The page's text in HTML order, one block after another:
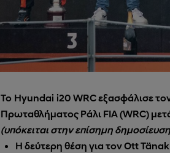
To Hyundai i20 WRCεξασφάλισε
Πρωταθλήματος Ράλι FIA (WRC)
(υπόκειται στην επίσημη
Η δεύτερη θέση για τον Ott